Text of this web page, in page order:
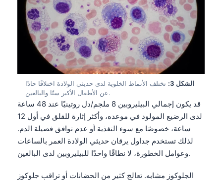
الشكل 3:
تختلف الأنماط الخلوية لدى حديثي الولادة اختلافًا حادًا
عن الأطفال الأكبر سنًا والبالغين.
قد يكون إجمالي البيليروبين 8 ملجم/دل روتينيًا عند 48 ساعة
لدى الرضيع المولود في موعده، وأكثر إثارة للقلق في أول 12
ساعة، خصوصًا مع سوء التغذية أو عدم توافق فصيلة الدم.
لذلك تستخدم جداول يرقان حديثي الولادة العمر بالساعات
وعوامل الخطورة، لا نطاقًا واحدًا للبيليروبين لدى البالغين.
الجلوكوز مشابه. تعالج كثير من الحضانات أو تراقب جلوكوز